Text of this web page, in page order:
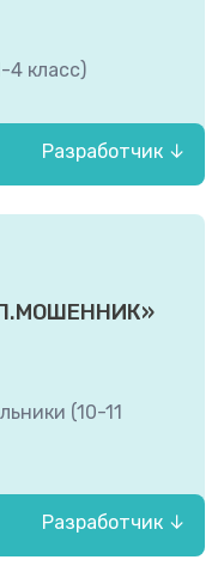
4 класс)
Разработчик ↓
колледж»
(10-11
Разработчик ↓
Брянской